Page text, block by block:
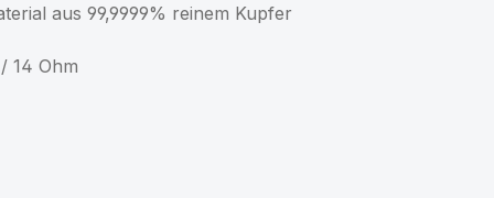
aus 99,9999% reinem Kupfer
14 Ohm